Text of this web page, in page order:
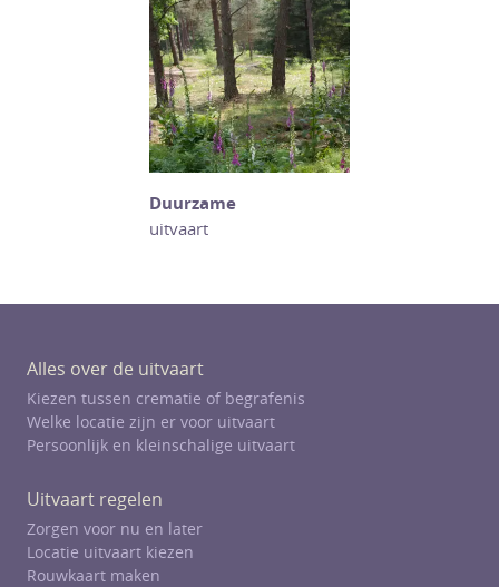
Duurzame
uitvaart
Alles over de uitvaart
Kiezen tussen crematie of begrafenis
Welke locatie zijn er voor uitvaart
Persoonlijk en kleinschalige uitvaart
Uitvaart regelen
Zorgen voor nu en later
Locatie uitvaart kiezen
Rouwkaart maken